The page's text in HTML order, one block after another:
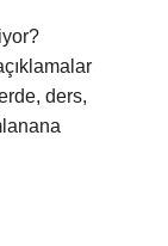
ders,